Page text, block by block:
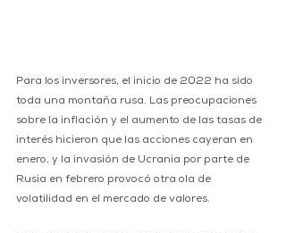
Para los inversores, el inicio de 2022 ha sido
toda una montaña rusa. Las preocupaciones
sobre la inflación y el aumento de las tasas de
interés hicieron que las acciones cayeran en
enero, y la invasión de Ucrania por parte de
Rusia en febrero provocó otra ola de
volatilidad en el mercado de valores.